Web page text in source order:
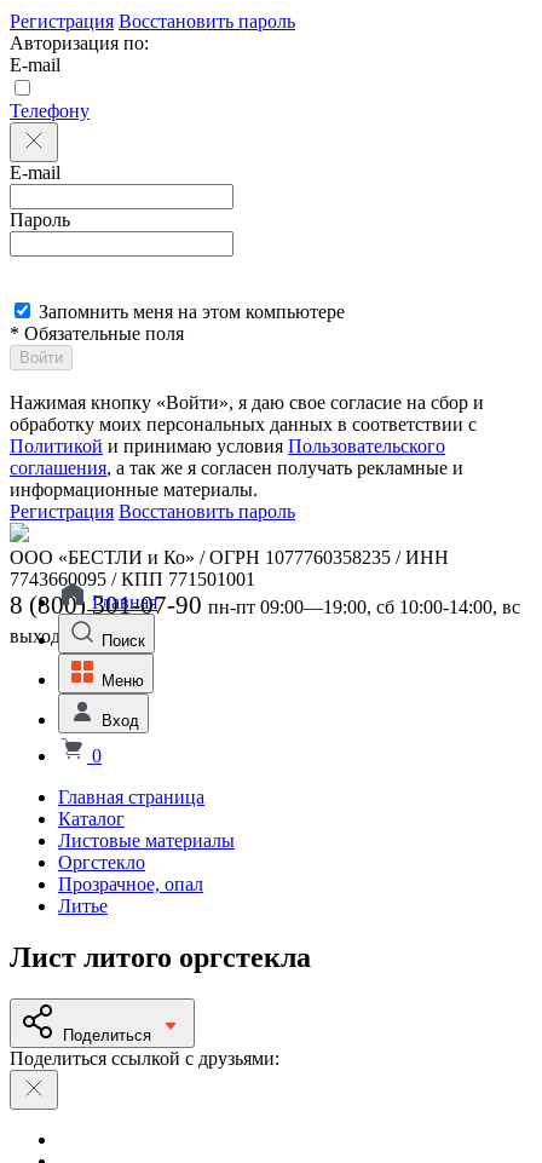
Регистрация Восстановить пароль
Авторизация по:
E-mail
Телефону
E-mail
Пароль
Запомнить меня на этом компьютере
* Обязательные поля
Войти
Нажимая кнопку «Войти», я даю свое согласие на сбор и
обработку моих персональных данных в соответствии с
Политикой и принимаю условия Пользовательского
соглашения, а так же я согласен получать рекламные и
информационные материалы.
Регистрация Восстановить пароль
ООО «БЕСТЛИ и Ко» / ОГРН 1077760358235 / ИНН
7743660095 / КПП 771501001
8 (800) 301-07-90 пн-пт 09:00—19:00, сб 10:00-14:00, вс
выходной
Главная
Поиск
Меню
Вход
0
Главная страница
Каталог
Листовые материалы
Оргстекло
Прозрачное, опал
Литье
Лист литого оргстекла
Поделиться
Поделиться ссылкой с друзьями: